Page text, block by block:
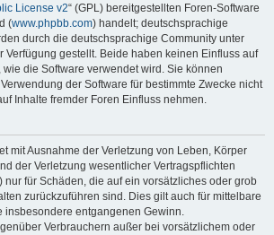
License v2“ (GPL) bereitgestellten Foren-Software
(www.phpbb.com) handelt; deutschsprachige
durch die deutschsprachige Community unter
Verfügung gestellt. Beide haben keinen Einfluss auf
wie die Software verwendet wird. Sie können
der Software für bestimmte Zwecke nicht
Inhalte fremder Foren Einfluss nehmen.
mit Ausnahme der Verletzung von Leben, Körper
der Verletzung wesentlicher Vertragspflichten
nur für Schäden, die auf ein vorsätzliches oder grob
zurückzuführen sind. Dies gilt auch für mittelbare
insbesondere entgangenen Gewinn.
Verbrauchern außer bei vorsätzlichem oder